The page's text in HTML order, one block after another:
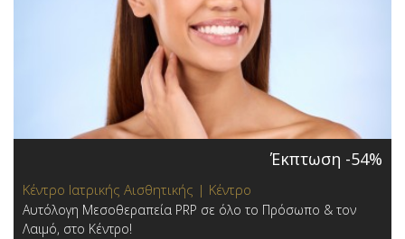
Έκπτωση -54%
Κέντρο Ιατρικής Αισθητικής | Κέντρο
Αυτόλογη Μεσοθεραπεία PRP σε όλο το Πρόσωπο & τον
Λαιμό, στο Κέντρο!